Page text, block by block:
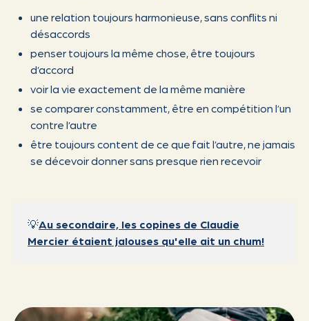
une relation toujours harmonieuse, sans conflits ni
désaccords
penser toujours la même chose, être toujours
d’accord
voir la vie exactement de la même manière
se comparer constamment, être en compétition l’un
contre l’autre
être toujours content de ce que fait l’autre, ne jamais
se décevoir donner sans presque rien recevoir
💡Au secondaire, les copines de Claudie
Mercier étaient jalouses qu'elle ait un chum!